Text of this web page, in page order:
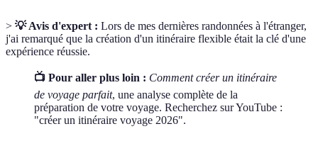
> 💡 Avis d'expert : Lors de mes dernières randonnées à l'étranger,
j'ai remarqué que la création d'un itinéraire flexible était la clé d'une
expérience réussie.
📺 Pour aller plus loin : Comment créer un itinéraire
de voyage parfait, une analyse complète de la
préparation de votre voyage. Recherchez sur YouTube :
"créer un itinéraire voyage 2026".